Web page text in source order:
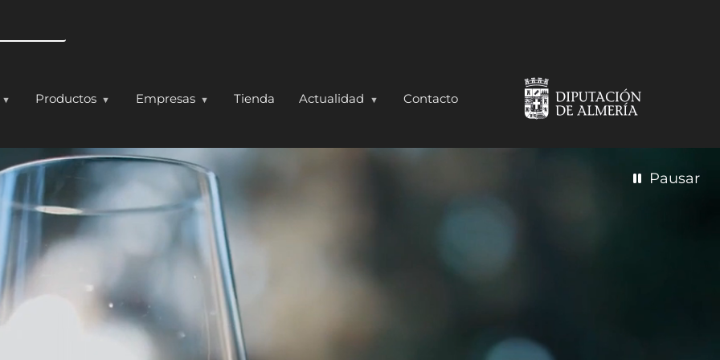
Productos Empresas Tienda Actualidad Contacto
Pausar